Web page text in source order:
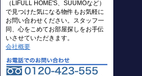
（LIFULL HOME'S、SUUMOなど）
で見つけた気になる物件もお気軽に
お問い合わせください。スタッフ一
同、心をこめてお部屋探しをお手伝
いさせていただきます。
会社概要